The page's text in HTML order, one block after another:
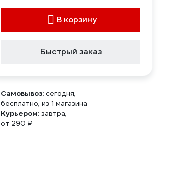
В корзину
Быстрый заказ
Самовывоз: сегодня,
бесплатно, из 1 магазина
Курьером: завтра,
от 290 ₽